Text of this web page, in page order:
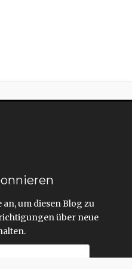
an, um diesen Blog zu
über neue